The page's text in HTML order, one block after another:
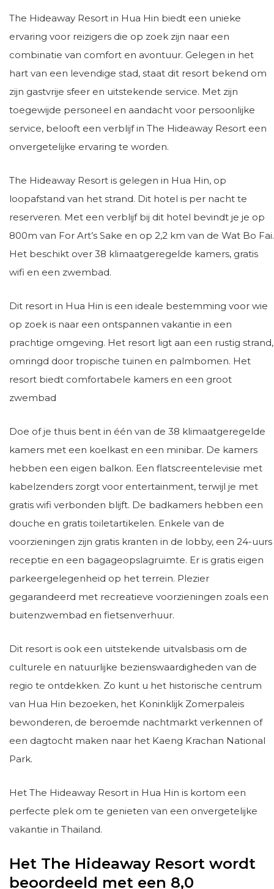
The Hideaway Resort in Hua Hin biedt een unieke
ervaring voor reizigers die op zoek zijn naar een
combinatie van comfort en avontuur. Gelegen in het
hart van een levendige stad, staat dit resort bekend om
zijn gastvrije sfeer en uitstekende service. Met zijn
toegewijde personeel en aandacht voor persoonlijke
service, belooft een verblijf in The Hideaway Resort een
onvergetelijke ervaring te worden.
The Hideaway Resort is gelegen in Hua Hin, op
loopafstand van het strand. Dit hotel is per nacht te
reserveren. Met een verblijf bij dit hotel bevindt je je op
800m van For Art’s Sake en op 2,2 km van de Wat Bo Fai.
Het beschikt over 38 klimaatgeregelde kamers, gratis
wifi en een zwembad.
Dit resort in Hua Hin is een ideale bestemming voor wie
op zoek is naar een ontspannen vakantie in een
prachtige omgeving. Het resort ligt aan een rustig strand,
omringd door tropische tuinen en palmbomen. Het
resort biedt comfortabele kamers en een groot
zwembad
Doe of je thuis bent in één van de 38 klimaatgeregelde
kamers met een koelkast en een minibar. De kamers
hebben een eigen balkon. Een flatscreentelevisie met
kabelzenders zorgt voor entertainment, terwijl je met
gratis wifi verbonden blijft. De badkamers hebben een
douche en gratis toiletartikelen. Enkele van de
voorzieningen zijn gratis kranten in de lobby, een 24-uurs
receptie en een bagageopslagruimte. Er is gratis eigen
parkeergelegenheid op het terrein. Plezier
gegarandeerd met recreatieve voorzieningen zoals een
buitenzwembad en fietsenverhuur.
Dit resort is ook een uitstekende uitvalsbasis om de
culturele en natuurlijke bezienswaardigheden van de
regio te ontdekken. Zo kunt u het historische centrum
van Hua Hin bezoeken, het Koninklijk Zomerpaleis
bewonderen, de beroemde nachtmarkt verkennen of
een dagtocht maken naar het Kaeng Krachan National
Park.
Het The Hideaway Resort in Hua Hin is kortom een
perfecte plek om te genieten van een onvergetelijke
vakantie in Thailand.
Het The Hideaway Resort wordt
beoordeeld met een 8,0